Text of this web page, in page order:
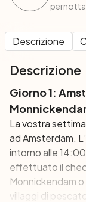
Descrizione
Descrizione
Giorno 1:
La vostra
ad Amsterdam.
intorno alle
effettuato il
Monnickendam
villaggi di